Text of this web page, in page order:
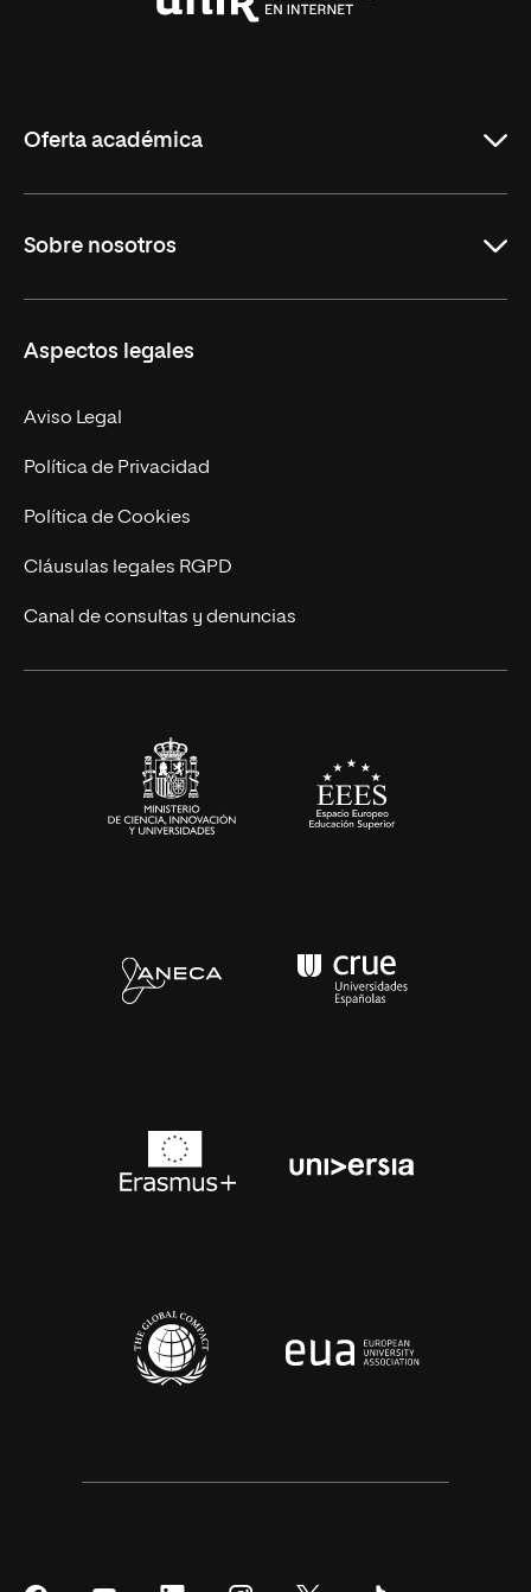
Oferta académica
Másteres Oficiales
Doctorados
Experto Universitario
Postgrados
Cursos Universitarios
Sobre nosotros
Facultades
Nuestro Equipo
Trabaja en UNIR
Actualidad
UNIR Revista
Eventos
Aspectos legales
Aviso Legal
Política de Privacidad
Política de Cookies
Cláusulas legales RGPD
Canal de consultas y denuncias